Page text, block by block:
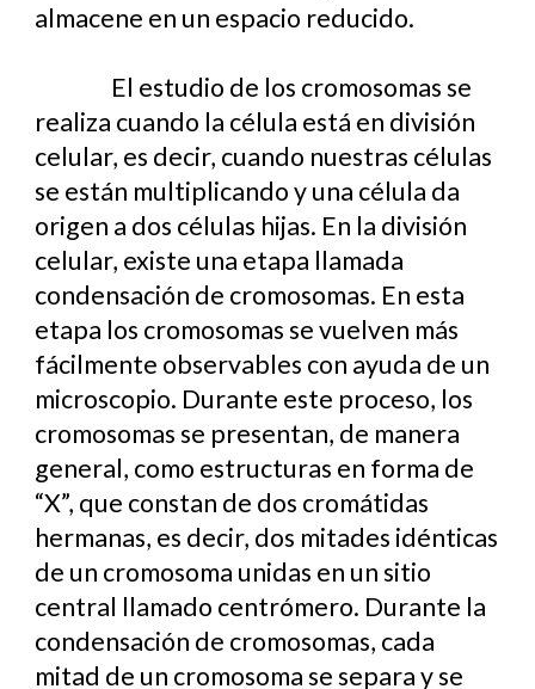
almacene en un espacio reducido.
El estudio de los cromosomas se
realiza cuando la célula está en división
celular, es decir, cuando nuestras células
se están multiplicando y una célula da
origen a dos células hijas. En la división
celular, existe una etapa llamada
condensación de cromosomas. En esta
etapa los cromosomas se vuelven más
fácilmente observables con ayuda de un
microscopio. Durante este proceso, los
cromosomas se presentan, de manera
general, como estructuras en forma de
“X”, que constan de dos cromátidas
hermanas, es decir, dos mitades idénticas
de un cromosoma unidas en un sitio
central llamado centrómero. Durante la
condensación de cromosomas, cada
mitad de un cromosoma se separa y se